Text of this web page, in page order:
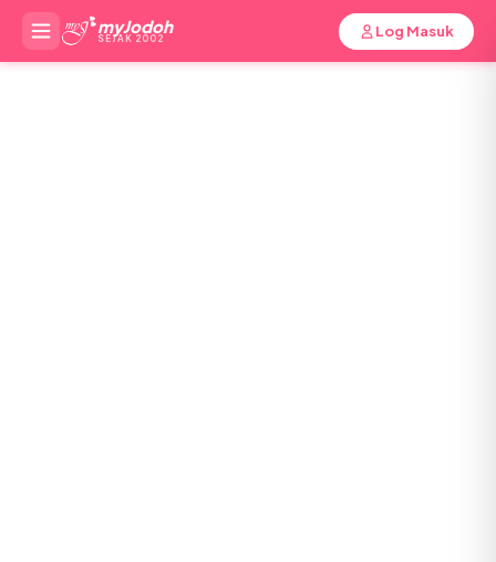
myJodoh
SEJAK 2002 Log Masuk